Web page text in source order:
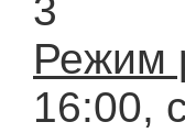
3
Режим
16:00,